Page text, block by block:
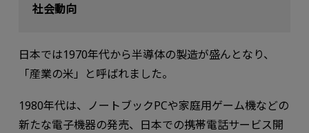
社会動向
⽇本では1970年代から半導体の製造が盛んとなり、
「産業の⽶」と呼ばれました。
1980年代は、ノートブックPCや家庭用ゲーム機などの
新たな電⼦機器の発売、⽇本での携帯電話サービス開